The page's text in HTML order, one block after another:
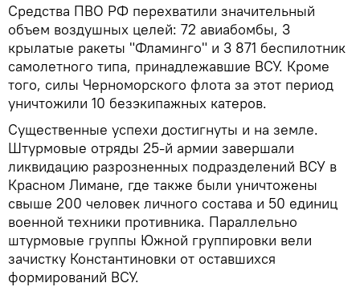
Средства ПВО РФ перехватили значительный
объем воздушных целей: 72 авиабомбы, 3
крылатые ракеты "Фламинго" и 3 871 беспилотник
самолетного типа, принадлежавшие ВСУ. Кроме
того, силы Черноморского флота за этот период
уничтожили 10 безэкипажных катеров.
Существенные успехи достигнуты и на земле.
Штурмовые отряды 25‑й армии завершали
ликвидацию разрозненных подразделений ВСУ в
Красном Лимане, где также были уничтожены
свыше 200 человек личного состава и 50 единиц
военной техники противника. Параллельно
штурмовые группы Южной группировки вели
зачистку Константиновки от оставшихся
формирований ВСУ.